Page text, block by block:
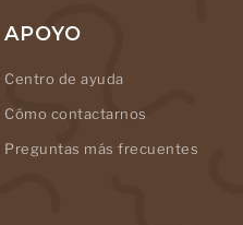
APOYO
Centro de ayuda
Cómo contactarnos
Preguntas más frecuentes